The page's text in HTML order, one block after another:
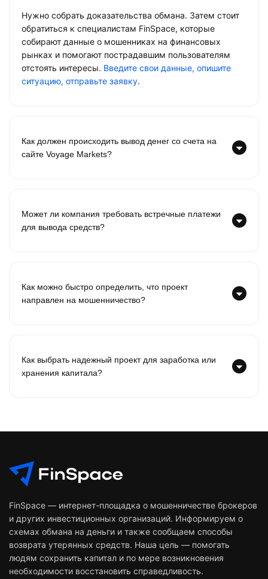
Нужно собрать доказательства обмана. Затем стоит
обратиться к специалистам FinSpace, которые
собирают данные о мошенниках на финансовых
рынках и помогают пострадавшим пользователям
отстоять интересы. Введите свои данные, опишите
ситуацию, отправьте заявку.
Как должен происходить вывод денег со счета на
сайте Voyage Markets?
Может ли компания требовать встречные платежи
для вывода средств?
Как можно быстро определить, что проект
направлен на мошенничество?
Как выбрать надежный проект для заработка или
хранения капитала?
FinSpace — интернет-площадка о мошенничестве брокеров
и других инвестиционных организаций. Информируем о
схемах обмана на деньги и также сообщаем способы
возврата утерянных средств. Наша цель — помогать
людям сохранить капитал и по мере возникновения
необходимости восстановить справедливость.